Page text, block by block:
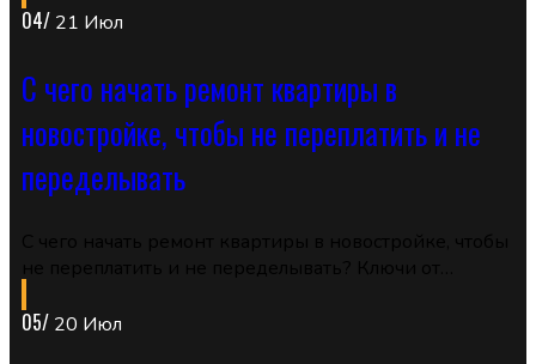
04/ 21 Июл
С чего начать ремонт квартиры в
новостройке, чтобы не переплатить и не
переделывать
05/ 20 Июл